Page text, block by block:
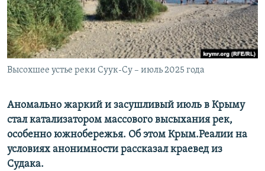
ПОБЕДИТЕЛЕЙ НЕ СУДЯТ?
КРЫМ.НЕПОКОРЕННЫЙ
ELIFBE
УКРАИНСКАЯ ПРОБЛЕМА КРЫМА
ПРИСОЕДИНЯЙТЕСЬ!
Высохшее устье реки Суук-Су – июль 2025 года
Аномально жаркий и засушливый июль в Крыму
стал катализатором массового высыхания рек,
особенно южнобережья. Об этом Крым.Реалии на
условиях анонимности рассказал краевед из
Судака.